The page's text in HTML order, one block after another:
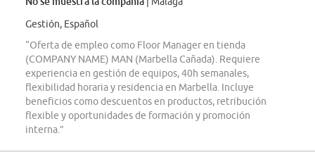
Gestión, Español
“Oferta de empleo como Floor Manager en tienda
(COMPANY NAME) MAN (Marbella Cañada). Requiere
experiencia en gestión de equipos, 40h semanales,
flexibilidad horaria y residencia en Marbella. Incluye
beneficios como descuentos en productos, retribución
flexible y oportunidades de formación y promoción
interna.”